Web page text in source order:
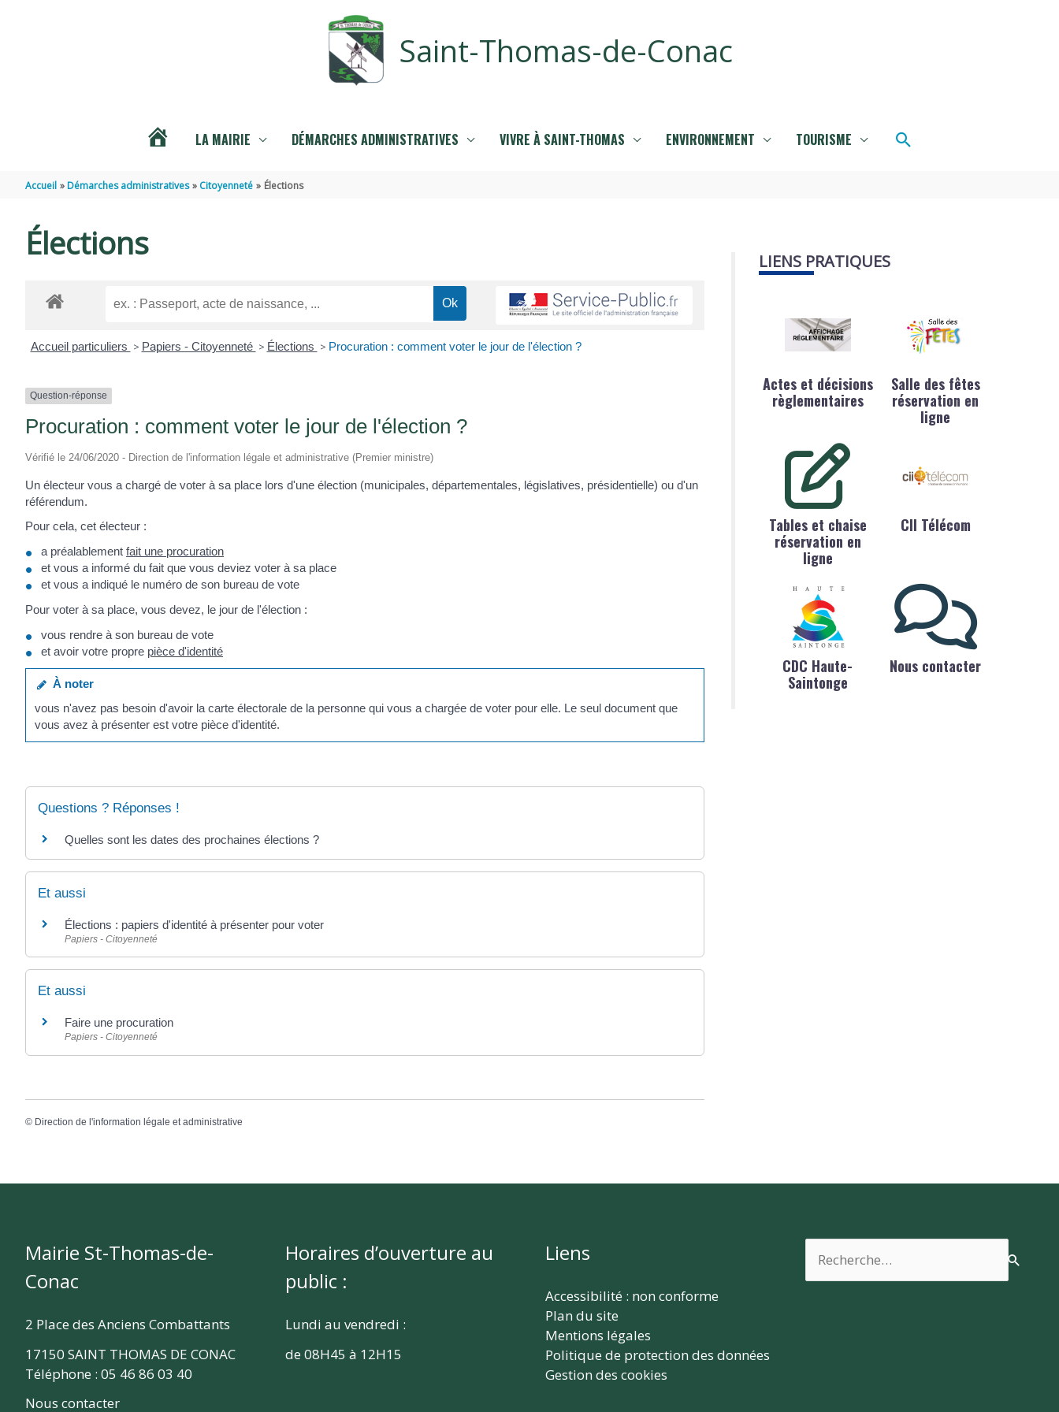
Saint-Thomas-de-Conac
LA MAIRIE DÉMARCHES ADMINISTRATIVES VIVRE À SAINT-THOMAS ENVIRONNEMENT TOURISME Rechercher
Accueil Démarches administratives Citoyenneté Élections
Élections
Accueil particuliers > Papiers - Citoyenneté > Élections > Procuration : comment voter le jour de l'élection ?
Question-réponse
Procuration : comment voter le jour de l'élection ?
Vérifié le 24/06/2020 - Direction de l'information légale et administrative (Premier ministre)
Un électeur vous a chargé de voter à sa place lors d'une élection (municipales, départementales, législatives, présidentielle) ou d'un
référendum.
Pour cela, cet électeur :
a préalablement fait une procuration
et vous a informé du fait que vous deviez voter à sa place
et vous a indiqué le numéro de son bureau de vote
Pour voter à sa place, vous devez, le jour de l'élection :
vous rendre à son bureau de vote
et avoir votre propre pièce d'identité
À noter
vous n'avez pas besoin d'avoir la carte électorale de la personne qui vous a chargée de voter pour elle. Le seul document que
vous avez à présenter est votre pièce d'identité.
Questions ? Réponses !
Quelles sont les dates des prochaines élections ?
Et aussi
Élections : papiers d'identité à présenter pour voter
Papiers - Citoyenneté
Et aussi
Faire une procuration
Papiers - Citoyenneté
© Direction de l'information légale et administrative
LIENS PRATIQUES
Actes et décisions
règlementaires
Salle des fêtes
réservation en
ligne
Tables et chaise
réservation en
ligne
CII Télécom
CDC Haute-
Saintonge
Nous contacter
Mairie St-Thomas-de-
Conac
2 Place des Anciens Combattants
17150 SAINT THOMAS DE CONAC
Téléphone : 05 46 86 03 40
Nous contacter
Horaires d’ouverture au
public :
Lundi au vendredi :
de 08H45 à 12H15
Liens
Accessibilité : non conforme
Plan du site
Mentions légales
Politique de protection des données
Gestion des cookies